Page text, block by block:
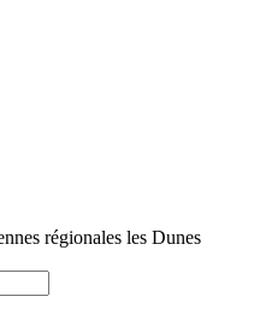
régionales les Dunes